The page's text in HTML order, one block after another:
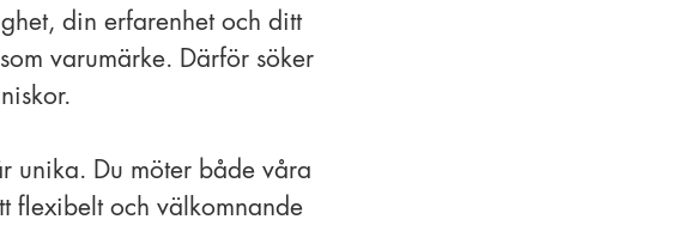
din erfarenhet och ditt
varumärke. Därför söker
unika. Du möter både våra
flexibelt och välkomnande